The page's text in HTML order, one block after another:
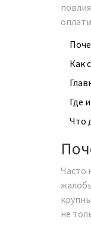
Как
Где
Что
Часто
не